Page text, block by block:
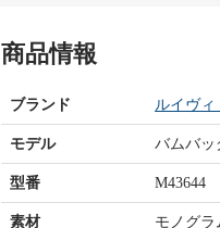
商品情報
ブランド ルイヴィ
モデル バムバッ
型番 M43644
素材 モノグラ